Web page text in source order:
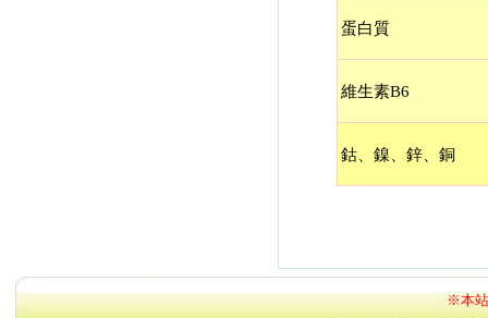
蛋白質
維生素B6
鈷、鎳、鋅、銅
※本站